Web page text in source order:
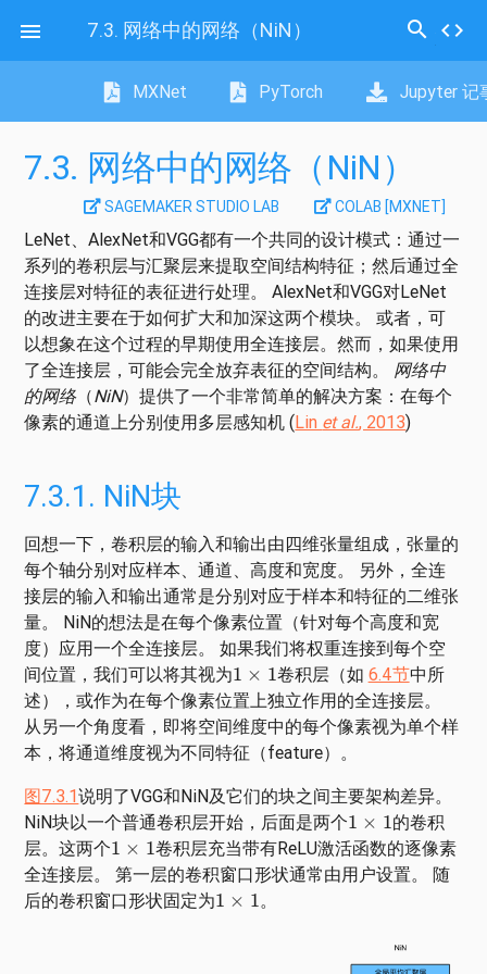
 7.3. 网络中的网络（NiN） search code
MXNet PyTorch Jupyter 记
7.3. 网络中的网络（NiN）
COLAB [MXNET]
SAGEMAKER STUDIO LAB
LeNet、AlexNet和VGG都有一个共同的设计模式：通过一
系列的卷积层与汇聚层来提取空间结构特征；然后通过全
连接层对特征的表征进行处理。 AlexNet和VGG对LeNet
的改进主要在于如何扩大和加深这两个模块。 或者，可
以想象在这个过程的早期使用全连接层。然而，如果使用
了全连接层，可能会完全放弃表征的空间结构。 网络中
的网络（NiN）提供了一个非常简单的解决方案：在每个
像素的通道上分别使用多层感知机(Lin et al., 2013)
7.3.1. NiN块
回想一下，卷积层的输入和输出由四维张量组成，张量的
每个轴分别对应样本、通道、高度和宽度。 另外，全连
接层的输入和输出通常是分别对应于样本和特征的二维张
量。 NiN的想法是在每个像素位置（针对每个高度和宽
度）应用一个全连接层。 如果我们将权重连接到每个空
间位置，我们可以将其视为1×1 卷积层（如 6.4节中所
述），或作为在每个像素位置上独立作用的全连接层。
从另一个角度看，即将空间维度中的每个像素视为单个样
本，将通道维度视为不同特征（feature）。
图7.3.1说明了VGG和NiN及它们的块之间主要架构差异。
NiN块以一个普通卷积层开始，后面是两个1×1 的卷积
层。这两个1 ×1 卷积层充当带有ReLU激活函数的逐像素
全连接层。 第一层的卷积窗口形状通常由用户设置。 随
后的卷积窗口形状固定为1×1 。